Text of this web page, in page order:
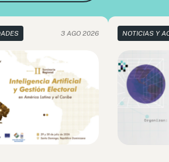
3 AGO 2026 NOTICIAS Y